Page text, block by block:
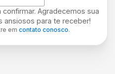
confirmar. Agradecemos sua
ansiosos para te receber!
em contato conosco.